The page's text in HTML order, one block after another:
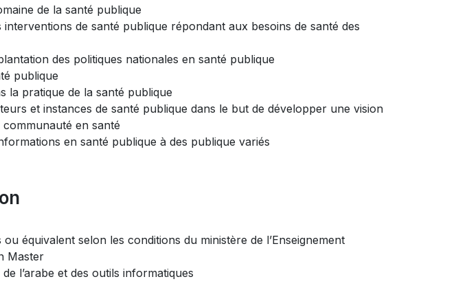
de la santé publique
de santé publique répondant aux besoins de santé des
des politiques nationales en santé publique
publique
la pratique de la santé publique
et instances de santé publique dans le but de développer une vision
en santé
en santé publique à des publique variés
équivalent selon les conditions du ministère de l’Enseignement
Master
l’arabe et des outils informatiques